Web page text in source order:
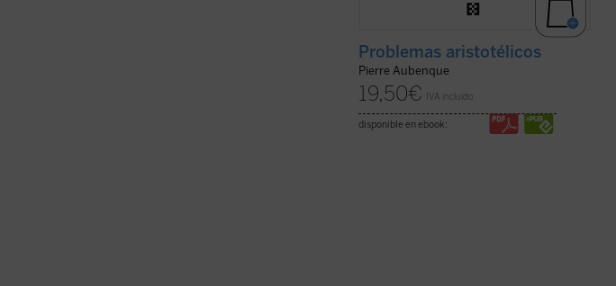
Problemas aristotélicos
Pierre Aubenque
19,50€ IVA incluido
disponible en ebook: